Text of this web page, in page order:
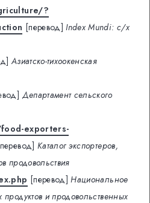
?
[перевод] Index Mundi: с/х
Азиатско-тихоокенская
Департамент сельского
exporters-
Каталог экспортеров,
продовольствия
[перевод] Национальное
и продовольственных